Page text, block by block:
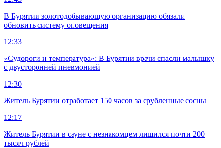
В Бурятии золотодобывающую организацию обязали
обновить систему оповещения
12:33
«Судороги и температура»: В Бурятии врачи спасли малышку
с двусторонней пневмонией
12:30
Житель Бурятии отработает 150 часов за срубленные сосны
12:17
Житель Бурятии в сауне с незнакомцем лишился почти 200
тысяч рублей